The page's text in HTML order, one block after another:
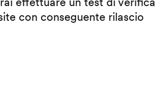
con conseguente rilascio